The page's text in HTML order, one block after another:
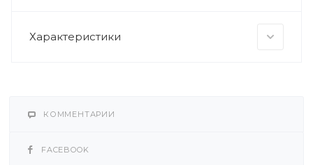
Характеристики
КОММЕНТАРИИ
FACEBOOK